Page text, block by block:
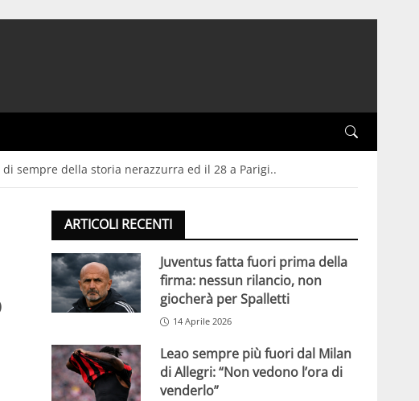
sempre della storia nerazzurra ed il 28 a Parigi..
ARTICOLI RECENTI
Juventus fatta fuori prima della
firma: nessun rilancio, non
giocherà per Spalletti
14 Aprile 2026
Leao sempre più fuori dal Milan
di Allegri: “Non vedono l’ora di
venderlo”